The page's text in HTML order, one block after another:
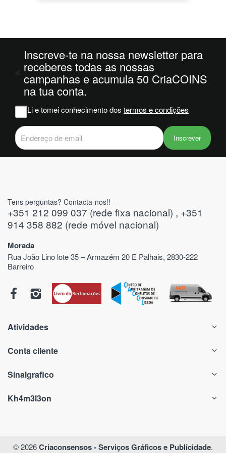
Inscreve-te na nossa newsletter para
receberes todas as nossas
campanhas e acumula 50 CriaCOINS
na tua conta.
Li e tomei conhecimento dos termos e condições
Inscrever
Tens perguntas? Contacta-nos!!
+351 212 099 037 (rede fixa nacional) , +351
914 358 882 (rede móvel nacional)
Morada
Rua João Lino lote 35 – Armazém 20 E Palhais, 2830-222
Barreiro
Atividades
Conta cliente
Sinalgrafico
Kh4m3l3on
© 2026Criaconsensos - Serviços Gráficos e Publicidade.